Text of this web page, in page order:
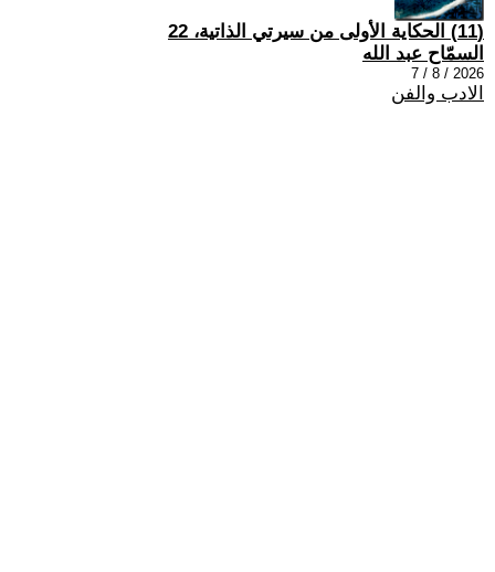
(11) الحكاية الأولى من سيرتي الذاتية، 22
السمّاح عبد الله
2026 / 8 / 7
الادب والفن